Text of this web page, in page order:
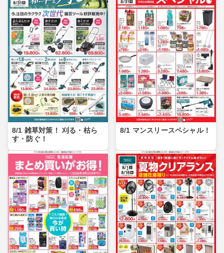
8/1 雑草対策！ 刈る・枯ら
す・防ぐ！
8/1 マンスリースペシャル！